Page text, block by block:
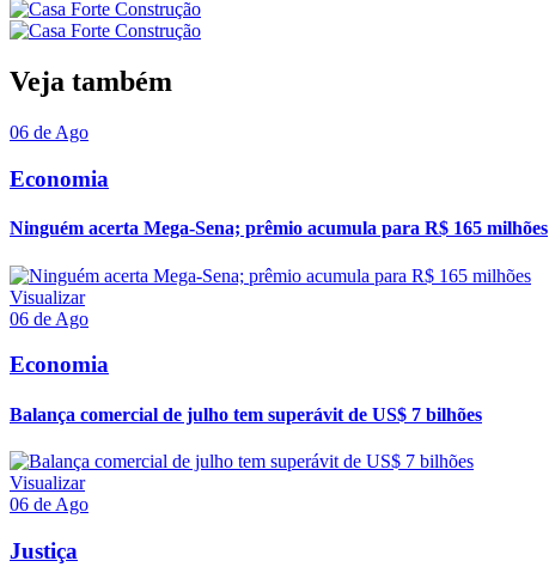
Veja também
06 de Ago
Economia
Ninguém acerta Mega-Sena; prêmio acumula para R$ 165 milhões
Visualizar
06 de Ago
Economia
Balança comercial de julho tem superávit de US$ 7 bilhões
Visualizar
06 de Ago
Justiça